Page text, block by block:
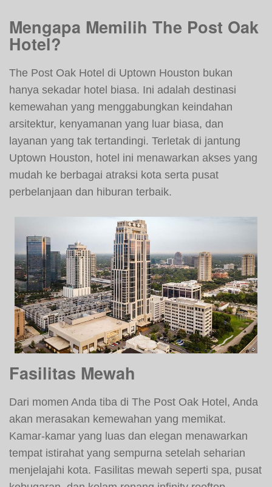
Mengapa Memilih The Post Oak
Hotel?
The Post Oak Hotel di Uptown Houston bukan
hanya sekadar hotel biasa. Ini adalah destinasi
kemewahan yang menggabungkan keindahan
arsitektur, kenyamanan yang luar biasa, dan
layanan yang tak tertandingi. Terletak di jantung
Uptown Houston, hotel ini menawarkan akses yang
mudah ke berbagai atraksi kota serta pusat
perbelanjaan dan hiburan terbaik.
Fasilitas Mewah
Dari momen Anda tiba di The Post Oak Hotel, Anda
akan merasakan kemewahan yang memikat.
Kamar-kamar yang luas dan elegan menawarkan
tempat istirahat yang sempurna setelah seharian
menjelajahi kota. Fasilitas mewah seperti spa, pusat